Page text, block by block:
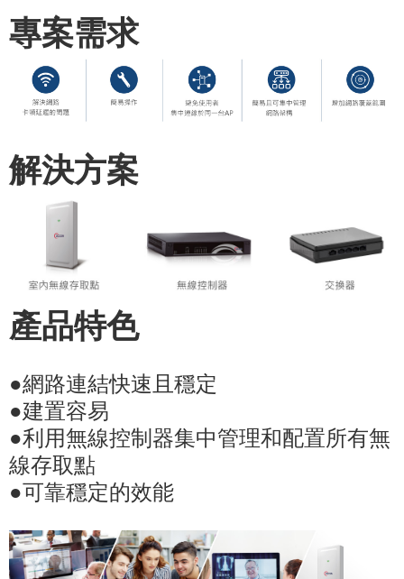
專案需求
解決方案
產品特色
●網路連結快速且穩定
●建置容易
●利用無線控制器集中管理和配置所有無
線存取點
●可靠穩定的效能